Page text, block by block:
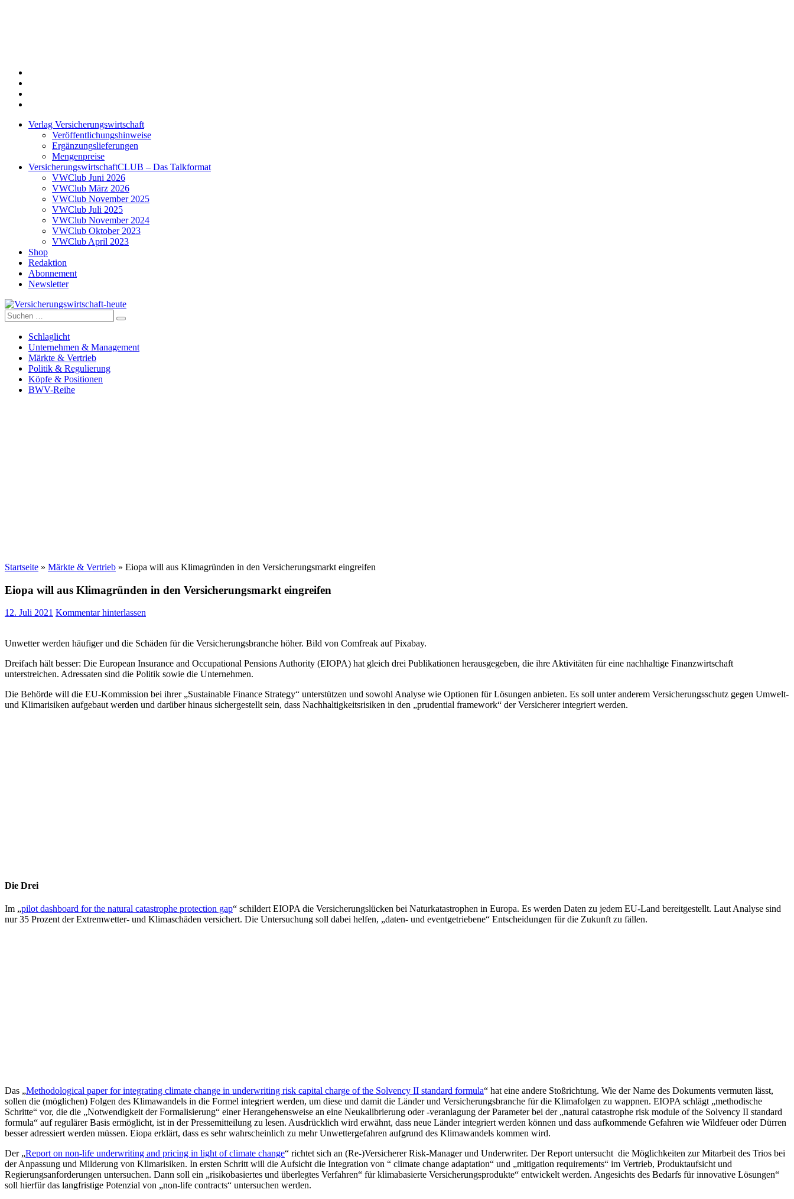
Verlag Versicherungswirtschaft
Veröffentlichungshinweise
Ergänzungslieferungen
Mengenpreise
VersicherungswirtschaftCLUB – Das Talkformat
VWClub Juni 2026
VWClub März 2026
VWClub November 2025
VWClub Juli 2025
VWClub November 2024
VWClub Oktober 2023
VWClub April 2023
Shop
Redaktion
Abonnement
Newsletter
Versicherungswirtschaft-heute
Suche
nach:
Schlaglicht
Unternehmen & Management
Märkte & Vertrieb
Politik & Regulierung
Köpfe & Positionen
BWV-Reihe
Startseite » Märkte & Vertrieb » Eiopa will aus Klimagründen in den Versicherungsmarkt eingreifen
Eiopa will aus Klimagründen in den Versicherungsmarkt eingreifen
12. Juli 2021 Kommentar hinterlassen
Unwetter werden häufiger und die Schäden für die Versicherungsbranche höher. Bild von Comfreak auf Pixabay.
Dreifach hält besser: Die European Insurance and Occupational Pensions Authority (EIOPA) hat gleich drei Publikationen herausgegeben, die ihre Aktivitäten für eine nachhaltige Finanzwirtschaft
unterstreichen. Adressaten sind die Politik sowie die Unternehmen.
Die Behörde will die EU-Kommission bei ihrer „Sustainable Finance Strategy“ unterstützen und sowohl Analyse wie Optionen für Lösungen anbieten. Es soll unter anderem Versicherungsschutz gegen Umwelt-
und Klimarisiken aufgebaut werden und darüber hinaus sichergestellt sein, dass Nachhaltigkeitsrisiken in den „prudential framework“ der Versicherer integriert werden.
Die Drei
Im „pilot dashboard for the natural catastrophe protection gap“ schildert EIOPA die Versicherungslücken bei Naturkatastrophen in Europa. Es werden Daten zu jedem EU-Land bereitgestellt. Laut Analyse sind
nur 35 Prozent der Extremwetter- und Klimaschäden versichert. Die Untersuchung soll dabei helfen, „daten- und eventgetriebene“ Entscheidungen für die Zukunft zu fällen.
Das „Methodological paper for integrating climate change in underwriting risk capital charge of the Solvency II standard formula“ hat eine andere Stoßrichtung. Wie der Name des Dokuments vermuten lässt,
sollen die (möglichen) Folgen des Klimawandels in die Formel integriert werden, um diese und damit die Länder und Versicherungsbranche für die Klimafolgen zu wappnen. EIOPA schlägt „methodische
Schritte“ vor, die die „Notwendigkeit der Formalisierung“ einer Herangehensweise an eine Neukalibrierung oder -veranlagung der Parameter bei der „natural catastrophe risk module of the Solvency II standard
formula“ auf regulärer Basis ermöglicht, ist in der Pressemitteilung zu lesen. Ausdrücklich wird erwähnt, dass neue Länder integriert werden können und dass aufkommende Gefahren wie Wildfeuer oder Dürren
besser adressiert werden müssen. Eiopa erklärt, dass es sehr wahrscheinlich zu mehr Unwettergefahren aufgrund des Klimawandels kommen wird.
Der „Report on non-life underwriting and pricing in light of climate change“ richtet sich an (Re-)Versicherer Risk-Manager und Underwriter. Der Report untersucht die Möglichkeiten zur Mitarbeit des Trios bei
der Anpassung und Milderung von Klimarisiken. In ersten Schritt will die Aufsicht die Integration von “ climate change adaptation“ und „mitigation requirements“ im Vertrieb, Produktaufsicht und
Regierungsanforderungen untersuchen. Dann soll ein „risikobasiertes und überlegtes Verfahren“ für klimabasierte Versicherungsprodukte“ entwickelt werden. Angesichts des Bedarfs für innovative Lösungen“
soll hierfür das langfristige Potenzial von „non-life contracts“ untersuchen werden.